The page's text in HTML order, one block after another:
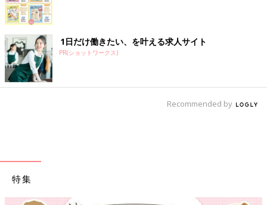
1日だけ働きたい、を叶える求人サイト
PR(ショットワークス)
Recommended by
特集